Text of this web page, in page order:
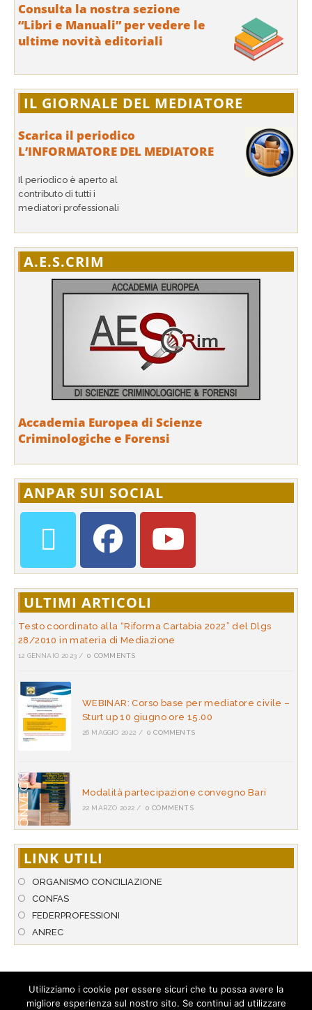
Consulta la nostra sezione
“Libri e Manuali” per vedere le
ultime novità editoriali
IL GIORNALE DEL MEDIATORE
Scarica il periodico
L’INFORMATORE DEL MEDIATORE
Il periodico è aperto al
contributo di tutti i
mediatori professionali
A.E.S.CRIM
Accademia Europea di Scienze
Criminologiche e Forensi
ANPAR SUI SOCIAL
ULTIMI ARTICOLI
Testo coordinato alla “Riforma Cartabia 2022” del Dlgs
28/2010 in materia di Mediazione
12 GENNAIO 2023 / 0 COMMENTS
WEBINAR: Corso base per mediatore civile –
Sturt up 10 giugno ore 15.00
26 MAGGIO 2022 / 0 COMMENTS
Modalità partecipazione convegno Bari
22 MARZO 2022 / 0 COMMENTS
LINK UTILI
ORGANISMO CONCILIAZIONE
CONFAS
FEDERPROFESSIONI
ANREC
Utilizziamo i cookie per essere sicuri che tu possa avere la
migliore esperienza sul nostro sito. Se continui ad utilizzare